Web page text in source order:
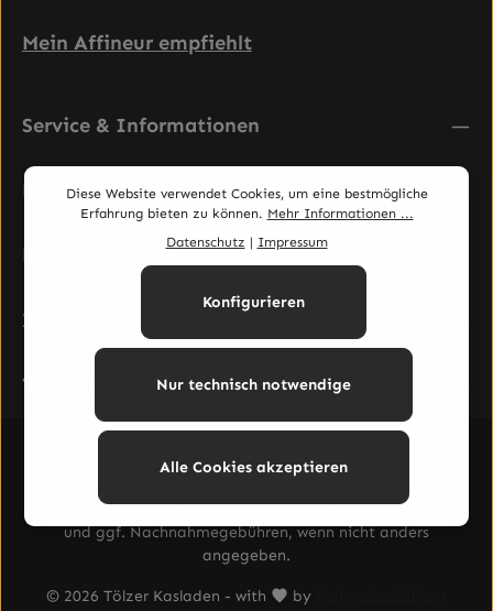
Mein Affineur empfiehlt
Service & Informationen
Rechtliches
Newsletter abonnieren
Zahlungsarten
Versandarten
Vertrag widerrufen
© 2026 Tölzer Kasladen - with by
Alle Preise inkl. gesetzl. Mehrwertsteuer zzgl.Versandkosten
und ggf. Nachnahmegebühren, wenn nicht anders
angegeben.
Diese Website verwendet Cookies, um eine bestmögliche
Erfahrung bieten zu können. Mehr Informationen ...
Datenschutz | Impressum
Nur technisch notwendige
Konfigurieren
Alle Cookies akzeptieren